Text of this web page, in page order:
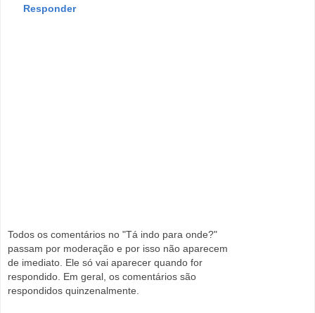
Responder
Todos os comentários no "Tá indo para onde?"
passam por moderação e por isso não aparecem
de imediato. Ele só vai aparecer quando for
respondido. Em geral, os comentários são
respondidos quinzenalmente.